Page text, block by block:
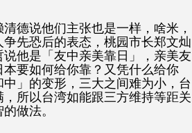
德说他们主张也是一样，啥米，
先恐后的表态，桃园市长郑文灿
他是「友中亲美靠日」，亲美友
要如何给你靠？又凭什么给你
」的变形，三大之间难为小，台
所以台湾如能跟三方维持等距关
做法。